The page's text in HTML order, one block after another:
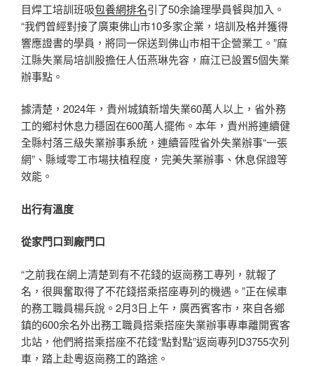
目焊工培訓班吸包養網排名引了50余論理學員餐與加入。
“我們曾經對接了廣東佛山市10多家企業，培訓及格并獲得
響應證書的學員，將同一保送到佛山市相干企營業工。”麻
江縣失業局培訓股擔任人伍燕琳先容，麻江已設置5個失業
辦事點。
據清楚，2024年，貴州城鎮新增失業60萬人以上，省外務
工的鄉村休息力穩固在600萬人擺佈。本年，貴州將連續健
全縣村落三級失業辦事系統，連續晉陞省外失業辦事“一張
網”、縣域零工市場扶植程度，完美失業辦事、休息保證等
效能。
出行有溫度
從家門口到廠門口
“之前我在網上清楚到有不花錢的返崗務工專列，就報了
名，很興奮取得了不花錢搭乘搭座專列的機遇。”正在候車
的務工職員楊兵說。2月3日上午，廣西賓客市，來自各鄉
鎮的600余名外出務工職員搭乘搭座失業辦事專車離開賓客
北站，他們將搭乘搭座不花錢“點對點”返崗專列D3755次列
車，踏上赴粵返崗務工的路途。